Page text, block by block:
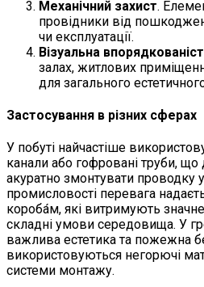
Механічний захист.
провідники від
чи експлуатації.
Візуальна
залах, житлових
для загального
Застосування в різних сферах
У побуті найчастіше
канали або гофровані труби,
акуратно змонтувати проводку
промисловості перевага
короба́м, які витримують
складні умови середовища. У
важлива естетика та пожежна
використовуються негорючі
системи монтажу.